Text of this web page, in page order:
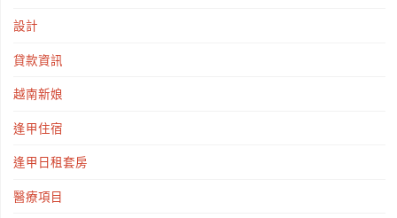
設計
貸款資訊
越南新娘
逢甲住宿
逢甲日租套房
醫療項目